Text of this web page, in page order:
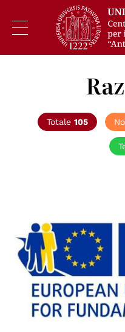
Totale 105